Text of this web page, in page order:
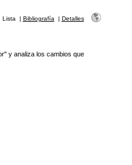
Lista | Bibliografía | Detalles
y analiza los cambios que